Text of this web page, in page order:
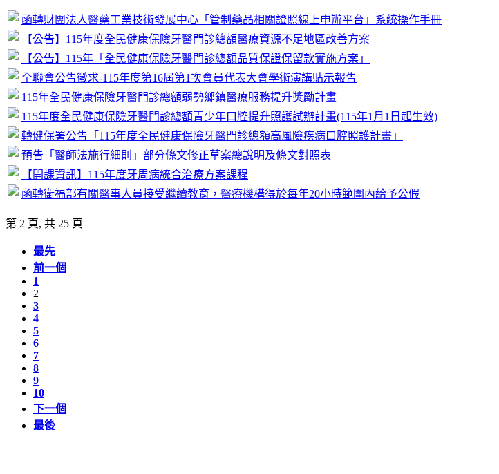
函轉財團法人醫藥工業技術發展中心「管制藥品相關證照線上申辦平台」系統操作手冊
【公告】115年度全民健康保險牙醫門診總額醫療資源不足地區改善方案
【公告】115年「全民健康保險牙醫門診總額品質保證保留款實施方案」
全聯會公告徵求-115年度第16屆第1次會員代表大會學術演講貼示報告
115年全民健康保險牙醫門診總額弱勢鄉鎮醫療服務提升獎勵計畫
115年度全民健康保險牙醫門診總額青少年口腔提升照護試辦計畫(115年1月1日起生效)
轉健保署公告「115年度全民健康保險牙醫門診總額高風險疾病口腔照護計畫」
預告「醫師法施行細則」部分條文修正草案總說明及條文對照表
【開課資訊】115年度牙周病統合治療方案課程
函轉衛福部有關醫事人員接受繼續教育，醫療機構得於每年20小時範圍內給予公假
第 2 頁, 共 25 頁
最先
前一個
1
2
3
4
5
6
7
8
9
10
下一個
最後